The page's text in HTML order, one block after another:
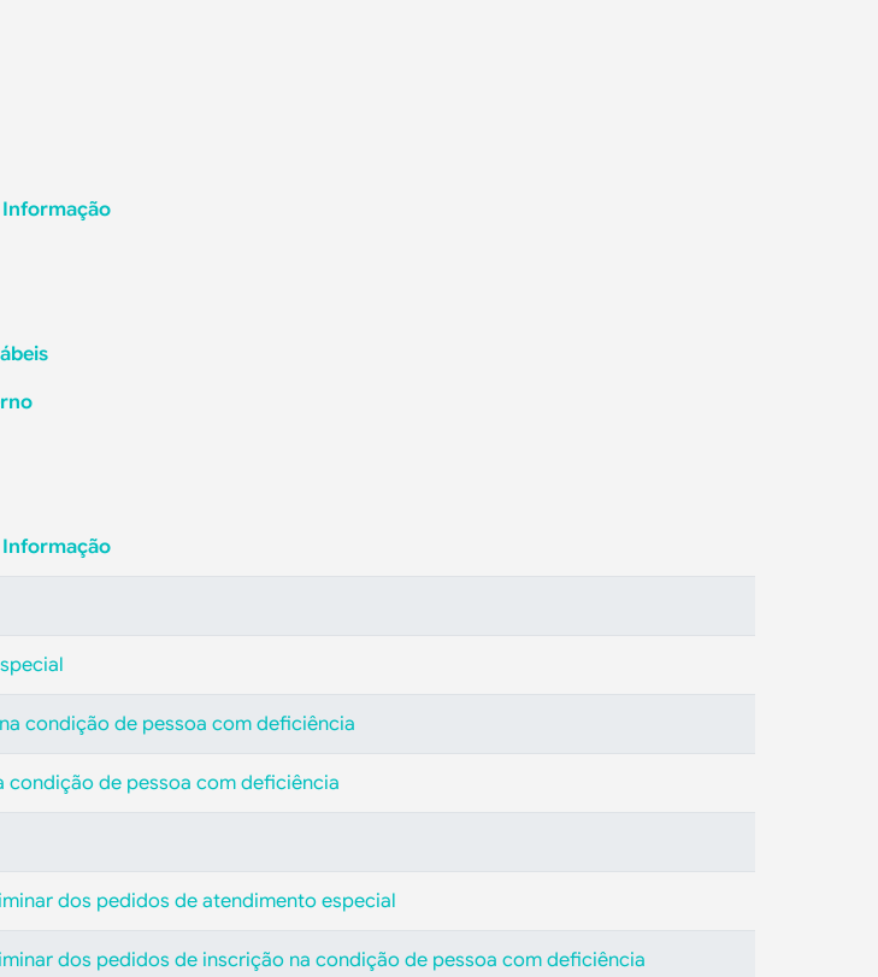
condição de pessoa com deficiência
de pessoa com deficiência
dos pedidos de atendimento especial
dos pedidos de inscrição na condição de pessoa com deficiência